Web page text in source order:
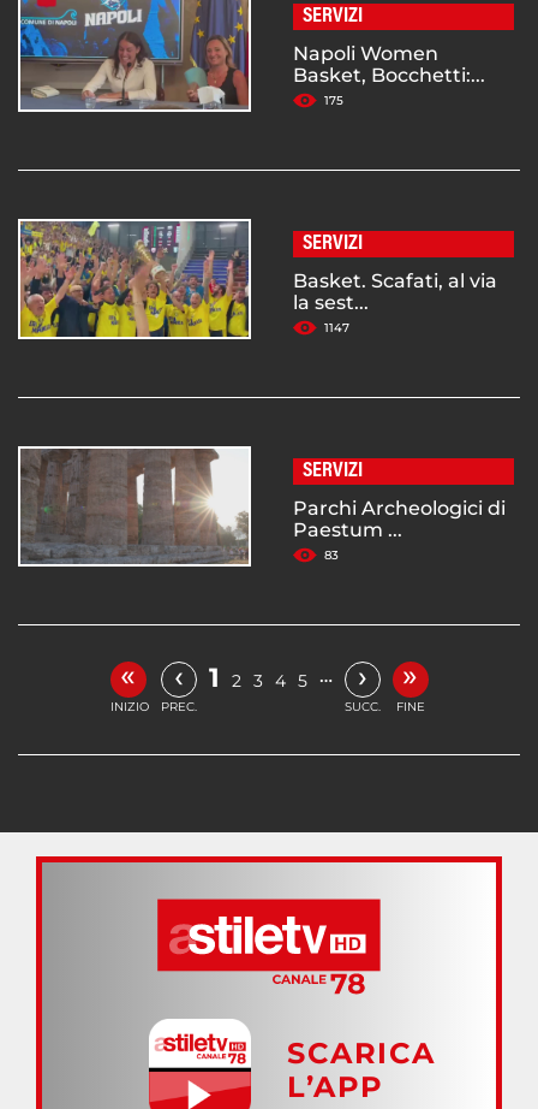
SERVIZI
Napoli Women
Basket, Bocchetti:...
175
SERVIZI
Basket. Scafati, al via
la sest...
1147
SERVIZI
Parchi Archeologici di
Paestum ...
83
«
INIZIO
‹
PREC.
1 2 3 4 5 … ›
SUCC.
»
FINE
SCARICA
L’APP